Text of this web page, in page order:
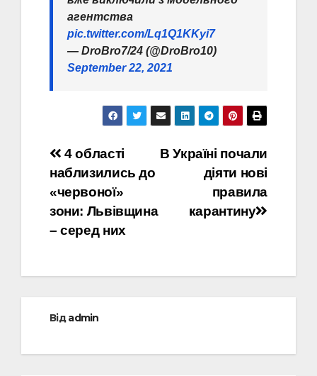
агентства
pic.twitter.com/Lq1Q1KKyi7
— DroBro7/24 (@DroBro10)
September 22, 2021
Навігація
записів
В Україні почали
діяти нові
правила
карантину
4 області
наблизились до
«червоної»
зони: Львівщина
– серед них
Відadmin